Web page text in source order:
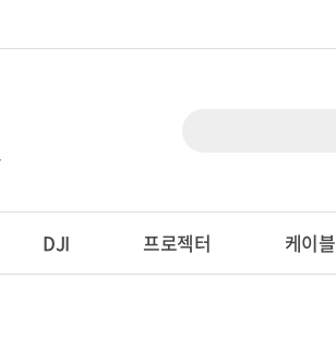
DJI 프로젝터 케이블